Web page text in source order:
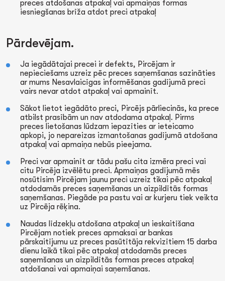
preces atdošanas atpakaļ vai apmaiņas formas
iesniegšanas brīža atdot preci atpakaļ
Pārdevējam.
Ja iegādātajai precei ir defekts, Pircējam ir
nepieciešams uzreiz pēc preces saņemšanas sazināties
ar mums Nesavlaicīgas informēšanas gadījumā preci
vairs nevar atdot atpakaļ vai apmainīt.
Sākot lietot iegādāto preci, Pircējs pārliecinās, ka prece
atbilst prasībām un nav atdodama atpakaļ. Pirms
preces lietošanas lūdzam iepazīties ar ieteicamo
apkopi, jo nepareizas izmantošanas gadījumā atdošana
atpakaļ vai apmaiņa nebūs pieejama.
Preci var apmainīt ar tādu pašu cita izmēra preci vai
citu Pircēja izvēlētu preci. Apmaiņas gadījumā mēs
nosūtīsim Pircējam jaunu preci uzreiz tikai pēc atpakaļ
atdodamās preces saņemšanas un aizpildītās formas
saņemšanas. Piegāde pa pastu vai ar kurjeru tiek veikta
uz Pircēja rēķina.
Naudas līdzekļu atdošana atpakaļ un ieskaitīšana
Pircējam notiek preces apmaksai ar bankas
pārskaitījumu uz preces pasūtītāja rekvizītiem 15 darba
dienu laikā tikai pēc atpakaļ atdodamās preces
saņemšanas un aizpildītās formas preces atpakaļ
atdošanai vai apmaiņai saņemšanas.